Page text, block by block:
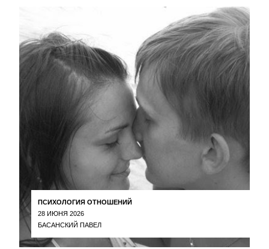
ПСИХОЛОГИЯ ОТНОШЕНИЙ
28 ИЮНЯ 2026
БАСАНСКИЙ ПАВЕЛ